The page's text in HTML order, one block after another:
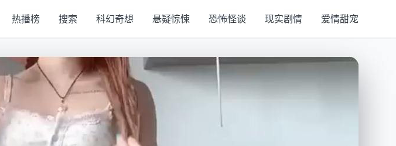
热播榜 搜索 科幻奇想 悬疑惊悚 恐怖怪谈 现实剧情 爱情甜宠